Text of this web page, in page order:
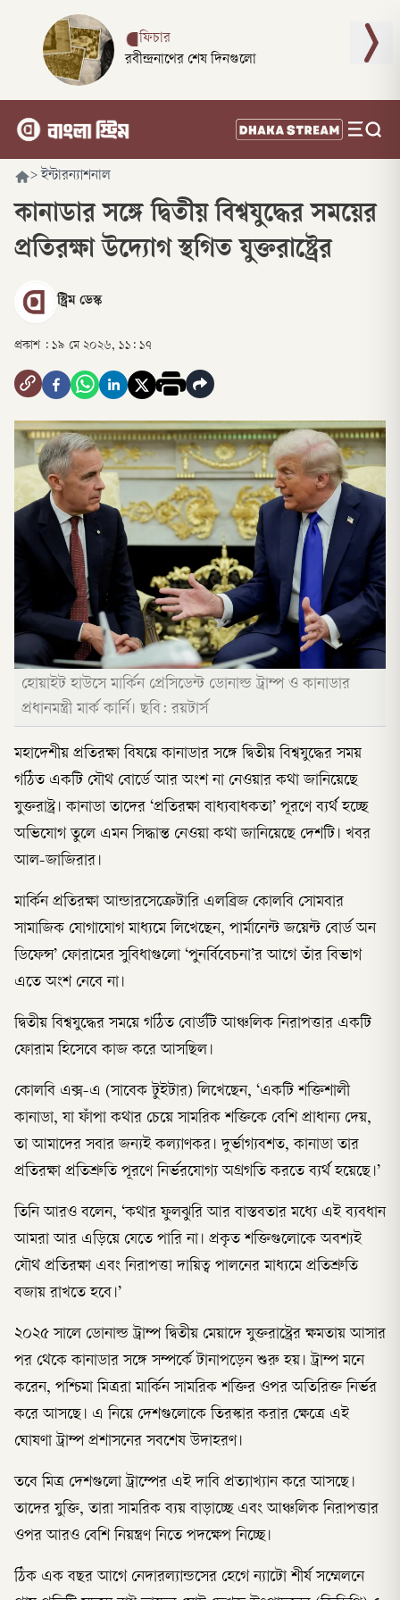
ফিচার
রবীন্দ্রনাথের শেষ দিনগুলো
> ইন্টারন্যাশনাল
কানাডার সঙ্গে দ্বিতীয় বিশ্বযুদ্ধের সময়ের
প্রতিরক্ষা উদ্যোগ স্থগিত যুক্তরাষ্ট্রের
স্ট্রিম ডেস্ক
প্রকাশ : ১৯ মে ২০২৬, ১১: ১৭
হোয়াইট হাউসে মার্কিন প্রেসিডেন্ট ডোনাল্ড ট্রাম্প ও কানাডার
প্রধানমন্ত্রী মার্ক কার্নি। ছবি: রয়টার্স
মহাদেশীয় প্রতিরক্ষা বিষয়ে কানাডার সঙ্গে দ্বিতীয় বিশ্বযুদ্ধের সময়
গঠিত একটি যৌথ বোর্ডে আর অংশ না নেওয়ার কথা জানিয়েছে
যুক্তরাষ্ট্র। কানাডা তাদের ‘প্রতিরক্ষা বাধ্যবাধকতা’ পূরণে ব্যর্থ হচ্ছে
অভিযোগ তুলে এমন সিদ্ধান্ত নেওয়া কথা জানিয়েছে দেশটি। খবর
আল-জাজিরার।
মার্কিন প্রতিরক্ষা আন্ডারসেক্রেটারি এলব্রিজ কোলবি সোমবার
সামাজিক যোগাযোগ মাধ্যমে লিখেছেন, পার্মানেন্ট জয়েন্ট বোর্ড অন
ডিফেন্স’ ফোরামের সুবিধাগুলো ‘পুনর্বিবেচনা’র আগে তাঁর বিভাগ
এতে অংশ নেবে না।
দ্বিতীয় বিশ্বযুদ্ধের সময়ে গঠিত বোর্ডটি আঞ্চলিক নিরাপত্তার একটি
ফোরাম হিসেবে কাজ করে আসছিল।
কোলবি এক্স-এ (সাবেক টুইটার) লিখেছেন, ‘একটি শক্তিশালী
কানাডা, যা ফাঁপা কথার চেয়ে সামরিক শক্তিকে বেশি প্রাধান্য দেয়,
তা আমাদের সবার জন্যই কল্যাণকর। দুর্ভাগ্যবশত, কানাডা তার
প্রতিরক্ষা প্রতিশ্রুতি পূরণে নির্ভরযোগ্য অগ্রগতি করতে ব্যর্থ হয়েছে।’
তিনি আরও বলেন, ‘কথার ফুলঝুরি আর বাস্তবতার মধ্যে এই ব্যবধান
আমরা আর এড়িয়ে যেতে পারি না। প্রকৃত শক্তিগুলোকে অবশ্যই
যৌথ প্রতিরক্ষা এবং নিরাপত্তা দায়িত্ব পালনের মাধ্যমে প্রতিশ্রুতি
বজায় রাখতে হবে।’
২০২৫ সালে ডোনাল্ড ট্রাম্প দ্বিতীয় মেয়াদে যুক্তরাষ্ট্রের ক্ষমতায় আসার
পর থেকে কানাডার সঙ্গে সম্পর্কে টানাপড়েন শুরু হয়। ট্রাম্প মনে
করেন, পশ্চিমা মিত্ররা মার্কিন সামরিক শক্তির ওপর অতিরিক্ত নির্ভর
করে আসছে। এ নিয়ে দেশগুলোকে তিরস্কার করার ক্ষেত্রে এই
ঘোষণা ট্রাম্প প্রশাসনের সবশেষ উদাহরণ।
তবে মিত্র দেশগুলো ট্রাম্পের এই দাবি প্রত্যাখ্যান করে আসছে।
তাদের যুক্তি, তারা সামরিক ব্যয় বাড়াচ্ছে এবং আঞ্চলিক নিরাপত্তার
ওপর আরও বেশি নিয়ন্ত্রণ নিতে পদক্ষেপ নিচ্ছে।
ঠিক এক বছর আগে নেদারল্যান্ডসের হেগে ন্যাটো শীর্ষ সম্মেলনে